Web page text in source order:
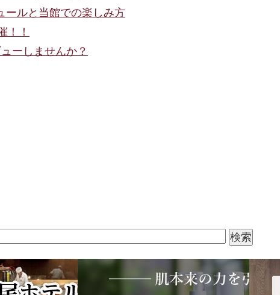
ールと当館での楽しみ方
！
ーしませんか？